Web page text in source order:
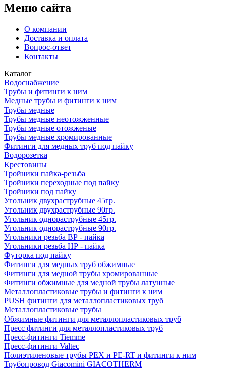
Меню сайта
О компании
Доставка и оплата
Вопрос-ответ
Контакты
Каталог
Водоснабжение
Трубы и фитинги к ним
Медные трубы и фитинги к ним
Трубы медные
Трубы медные неотожженные
Трубы медные отожженые
Трубы медные хромированные
Фитинги для медных труб под пайку
Водорозетка
Крестовины
Тройники пайка-резьба
Тройники переходные под пайку
Тройники под пайку
Угольник двухраструбные 45гр.
Угольник двухраструбные 90гр.
Угольник однораструбные 45гр.
Угольник однораструбные 90гр.
Угольники резьба ВР - пайка
Угольники резьба НР - пайка
Футорка под пайку
Фитинги для медных труб обжимные
Фитинги для медной трубы хромированные
Фитинги обжимные для медной трубы латунные
Металлопластиковые трубы и фитинги к ним
PUSH фитинги для металлопластиковых труб
Металлопластиковые трубы
Обжимные фитинги для металлопластиковых труб
Пресс фитинги для металлопластиковых труб
Пресс-фитинги Tiemme
Пресс-фитинги Valtec
Полиэтиленовые трубы PEX и PE-RT и фитинги к ним
Трубопровод Giacomini GIACOTHERM